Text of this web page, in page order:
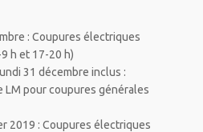
: Coupures électriques
h et 17-20 h)
31 décembre inclus :
LM pour coupures générales
2019 : Coupures électriques